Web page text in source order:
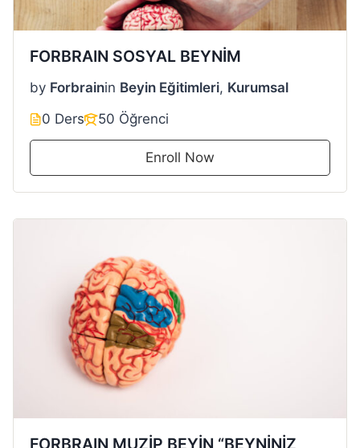
FORBRAIN SOSYAL BEYNİM
by Forbrainin Beyin Eğitimleri, Kurumsal
0 Ders
50 Öğrenci
Enroll Now